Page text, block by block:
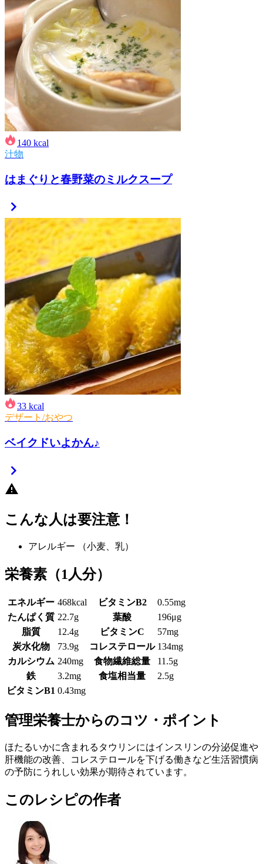
140 kcal
汁物
はまぐりと春野菜のミルクスープ
33 kcal
デザート/おやつ
ベイクドいよかん♪
こんな人は要注意！
アレルギー （小麦、乳）
栄養素 （1人分）
エネルギー 468kcal ビタミンB2
0.55mg
たんぱく質 22.7g 葉酸
196μg
脂質
12.4g ビタミンC
57mg
炭水化物
73.9g コレステロール 134mg
カルシウム 240mg 食物繊維総量
11.5g
鉄
3.2mg 食塩相当量
2.5g
ビタミンB1 0.43mg
管理栄養士からのコツ・ポイント
ほたるいかに含まれるタウリンにはインスリンの分泌促進や
肝機能の改善、コレステロールを下げる働きなど生活習慣病
の予防にうれしい効果が期待されています。
このレシピの作者